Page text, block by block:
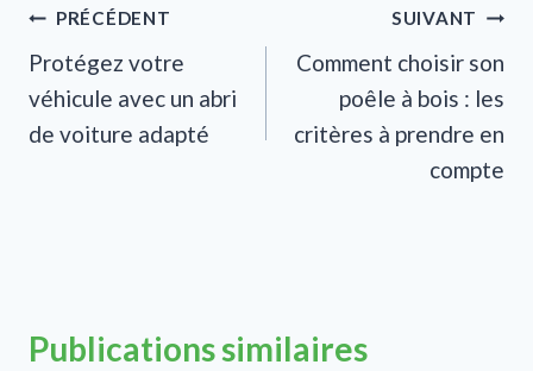
Navigation
de
l’article
PRÉCÉDENT
Protégez votre
véhicule avec un abri
de voiture adapté
SUIVANT
Comment choisir son
poêle à bois : les
critères à prendre en
compte
Publications similaires